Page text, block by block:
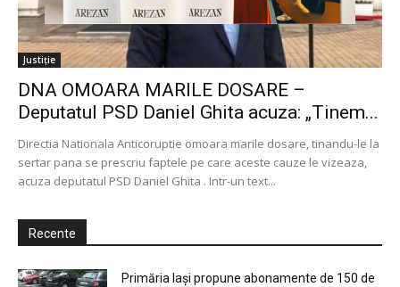
Justiție
DNA OMOARA MARILE DOSARE –
Deputatul PSD Daniel Ghita acuza: „Tinem...
Directia Nationala Anticoruptie omoara marile dosare, tinandu-le la
sertar pana se prescriu faptele pe care aceste cauze le vizeaza,
acuza deputatul PSD Daniel Ghita . Intr-un text...
Recente
Primăria Iași propune abonamente de 150 de